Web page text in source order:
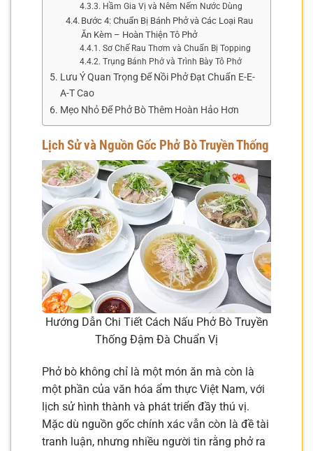
Hầm Gia Vị và Nêm Nếm Nước Dùng
Bước 4: Chuẩn Bị Bánh Phở và Các Loại Rau
Ăn Kèm – Hoàn Thiện Tô Phở
Sơ Chế Rau Thơm và Chuẩn Bị Topping
Trụng Bánh Phở và Trình Bày Tô Phở
Lưu Ý Quan Trọng Để Nồi Phở Đạt Chuẩn E-E-
A-T Cao
Mẹo Nhỏ Để Phở Bò Thêm Hoàn Hảo Hơn
Lịch Sử và Nguồn Gốc Phở Bò Truyền Thống
Hướng Dẫn Chi Tiết Cách Nấu Phở Bò Truyền
Thống Đậm Đà Chuẩn Vị
Phở bò không chỉ là một món ăn mà còn là
một phần của văn hóa ẩm thực Việt Nam, với
lịch sử hình thành và phát triển đầy thú vị.
Mặc dù nguồn gốc chính xác vẫn còn là đề tài
tranh luận, nhưng nhiều người tin rằng phở ra